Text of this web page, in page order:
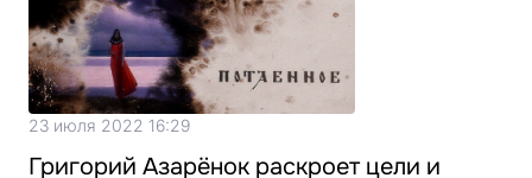
23 июля 2022 16:29
Григорий Азарёнок раскроет цели и